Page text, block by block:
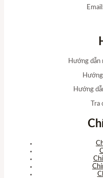
Hướng dẫn
Hướng